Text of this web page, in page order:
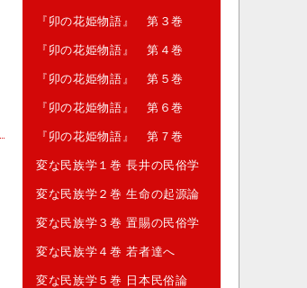
『卯の花姫物語』 第３巻
『卯の花姫物語』 第４巻
『卯の花姫物語』 第５巻
『卯の花姫物語』 第６巻
『卯の花姫物語』 第７巻
変な民族学１巻 長井の民俗学
変な民族学２巻 生命の起源論
変な民族学３巻 置賜の民俗学
変な民族学４巻 若者達へ
変な民族学５巻 日本民俗論